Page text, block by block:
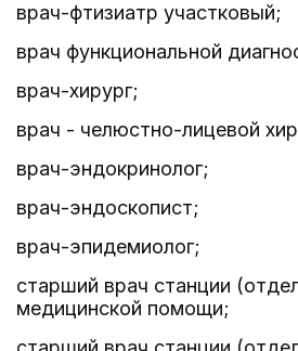
врач-фтизиатр участковый;
врач функциональной
врач-хирург;
врач - челюстно-лицевой
врач-эндокринолог;
врач-эндоскопист;
врач-эпидемиолог;
старший врач станции
медицинской помощи;